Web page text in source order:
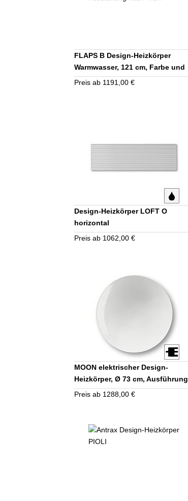
FLAPS B Design-Heizkörper
Warmwasser, 121 cm, Farbe und
Ausstattung nach Wahl
Preis ab 1191,00 €
Design-Heizkörper LOFT O
horizontal
Preis ab 1062,00 €
MOON elektrischer Design-
Heizkörper, Ø 73 cm, Ausführung
und Ausstattung nach Wahl
Preis ab 1288,00 €